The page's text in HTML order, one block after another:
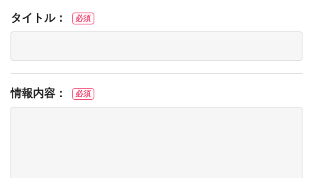
タイトル： 必須
情報内容： 必須